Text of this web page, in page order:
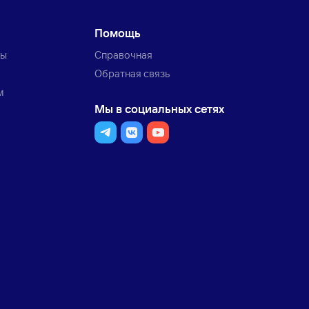
Помощь
Справочная
Обратная связь
Мы в социальных сетях